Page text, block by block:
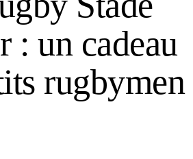
: un cadeau
rugbymen